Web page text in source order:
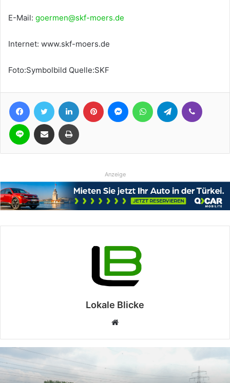
E-Mail: goermen@skf-moers.de
Internet: www.skf-moers.de
Foto:Symbolbild Quelle:SKF
FacebookTwitter LinkedIn Pinterest MessengerWhatsAppTelegram
Line Teile per E-Mail Drucken
Anzeige
Lokale Blicke
Webseite